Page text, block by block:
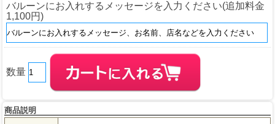
バルーンにお入れするメッセージを入力ください(追加料金
1,100円)
数量
商品説明